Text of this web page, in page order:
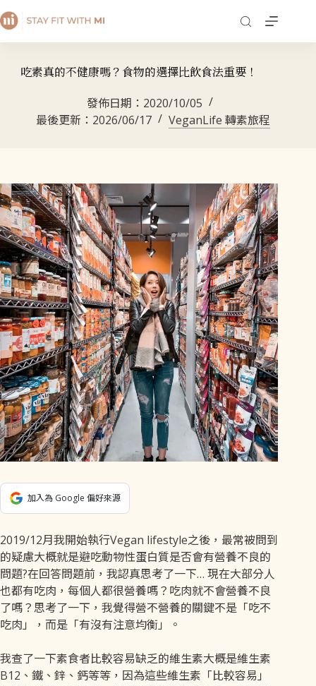
吃素真的不健康嗎？食物的選擇比飲食法重要！
發佈日期： 2020/10/05
最後更新： 2026/06/17 VeganLife 轉素旅程
加入為 Google 偏好來源
2019/12月我開始執行Vegan lifestyle之後，最常被問到
的疑慮大概就是避吃動物性蛋白質是否會有營養不良的
問題?在回答問題前，我認真思考了一下… 現在大部分人
也都有吃肉，每個人都很營養嗎？吃肉就不會營養不良
了嗎？思考了一下，我覺得營不營養的關鍵不是「吃不
吃肉」，而是「有沒有注意均衡」。
我查了一下素食者比較容易缺乏的維生素大概是維生素
B12、鐵、鋅、鈣等等，因為這些維生素「比較容易」